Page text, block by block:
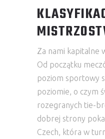
Za nami kapitalne
Od początku
poziom sportowy
poziomie, o czym
rozegranych tie-
dobrej strony
Czech, która w